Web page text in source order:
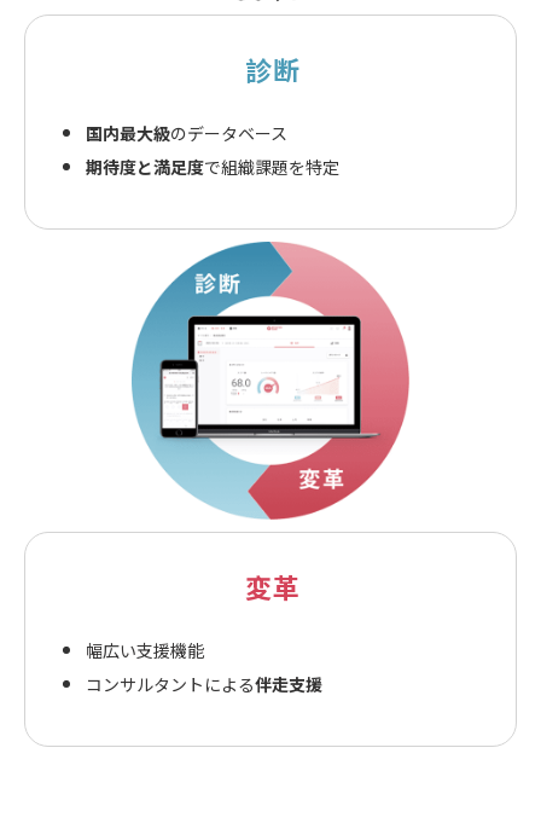
診断
国内最大級のデータベース
期待度と満足度で組織課題を特定
変革
幅広い支援機能
コンサルタントによる伴走支援